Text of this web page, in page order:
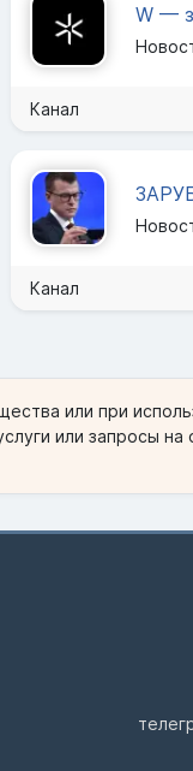
W —
Канал
Канал
или при
или запросы